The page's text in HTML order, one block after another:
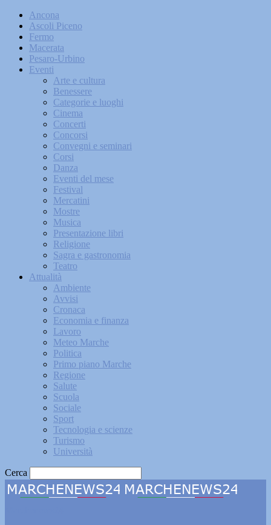
Ancona
Ascoli Piceno
Fermo
Macerata
Pesaro-Urbino
Eventi
Arte e cultura
Benessere
Categorie e luoghi
Cinema
Concerti
Concorsi
Convegni e seminari
Corsi
Danza
Eventi del mese
Festival
Mercatini
Mostre
Musica
Presentazione libri
Religione
Sagra e gastronomia
Teatro
Attualità
Ambiente
Avvisi
Cronaca
Economia e finanza
Lavoro
Meteo Marche
Politica
Primo piano Marche
Regione
Salute
Scuola
Sociale
Sport
Tecnologia e scienze
Turismo
Università
Cerca